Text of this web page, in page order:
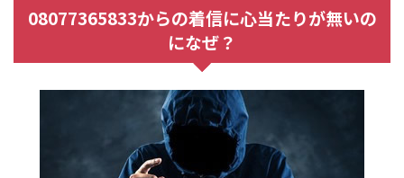
08077365833からの着信に心当たりが無いの
になぜ？